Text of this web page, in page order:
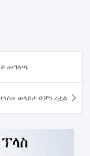
መግለጫ
ወላይታ ድቻን ረቷል